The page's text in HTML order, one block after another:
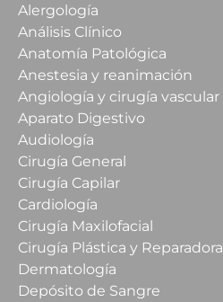
Alergología
Análisis Clínico
Anatomía Patológica
Anestesia y reanimación
Angiología y cirugía vascular
Aparato Digestivo
Audiología
Cirugía General
Cirugía Capilar
Cardiología
Cirugía Maxilofacial
Cirugía Plástica y Reparadora
Dermatología
Depósito de Sangre